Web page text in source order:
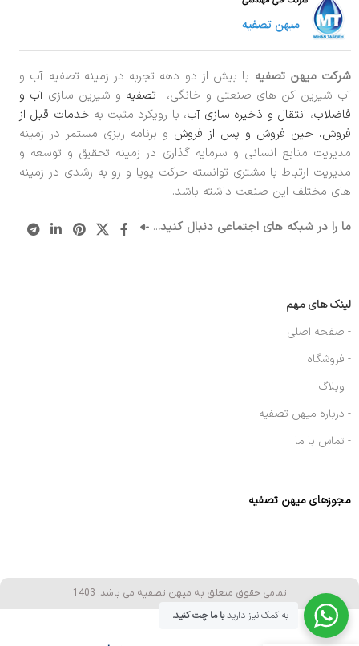
شرکت میهن تصفیه با بیش از دو دهه تجربه در زمینه تصفیه آب و
آب شیرین کن های صنعتی و خانگی،
تصفیه و شیرین سازی آب و
فاضلاب، انتقال و ذخیره سازی آب، با رویکرد مثبت به خدمات قبل از
فروش، حین فروش و پس از فروش و برنامه ریزی مستمر در زمینه
مدیریت منابع انسانی و سرمایه گذاری در زمینه تحقیق و توسعه و
مدیریت ارتباط با مشتری توانسته حرکت پویا و رو به رشدی در زمینه
های مختلف این صنعت داشته باشد.
ما را در شبکه های اجتماعی دنبال کنید...
لینک های مهم
- صفحه اصلی
- فروشگاه
- وبلاگ
- درباره میهن تصفیه
- تماس با ما
مجوزهای میهن تصفیه
تمامی حقوق متعلق به میهن تصفیه می باشد. 1403
به کمک نیاز داریدبا ما چت کنید.